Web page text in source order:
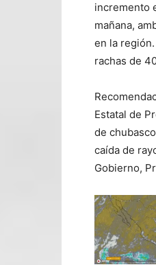
incremento
mañana,
en la
rachas de
Estatal de
de
caída de
Gobierno,